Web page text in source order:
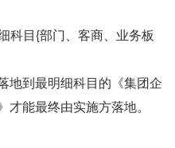
科目{部门、客商、业务板
地到最明细科目的《集团企
能最终由实施方落地。